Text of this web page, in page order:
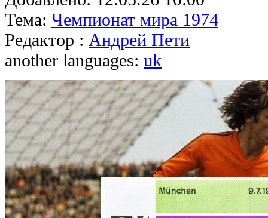
Тема: Чемпионат мира 1974
Редактор : Андрей Пети
another languages: uk